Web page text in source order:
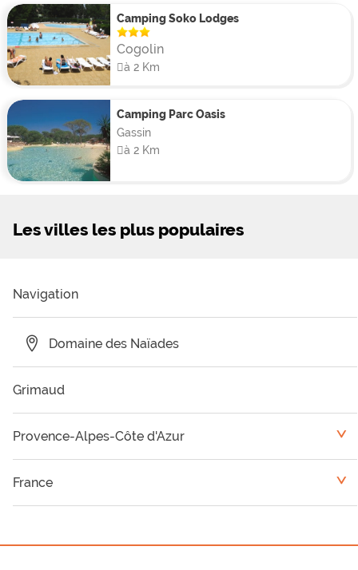
Camping Soko Lodges
Cogolin
à 2 Km
Camping Parc Oasis
Gassin
à 2 Km
Les villes les plus populaires
Navigation
Domaine des Naïades
Grimaud
Provence-Alpes-Côte d'Azur <
France <